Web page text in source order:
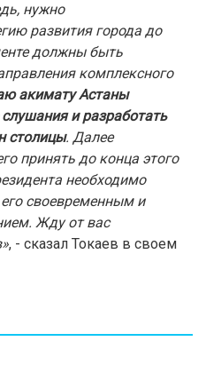
нужно
развития города до
должны быть
комплексного
акимату Астаны
и разработать
столицы. Далее
принять до конца этого
необходимо
своевременным и
Жду от вас
, - сказал Токаев в своем